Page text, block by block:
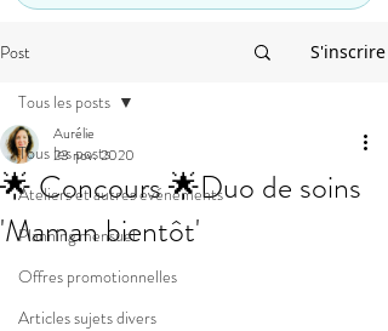
Post S'inscrire
Tous les posts
Ateliers et autres événements
Planning mensuel
Offres promotionnelles
Articles sujets divers
Tous les posts
🌟 Concours 🌟Duo de soins
'Maman bientôt'
Aurélie
23 nov. 2020